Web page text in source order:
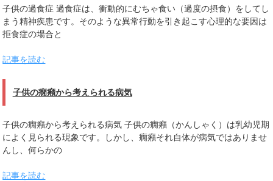
子供の過食症 過食症は、衝動的にむちゃ食い（過度の摂食）をしてし
まう精神疾患です。そのような異常行動を引き起こす心理的な要因は
拒食症の場合と
記事を読む
子供の癇癪から考えられる病気
子供の癇癪から考えられる病気 子供の癇癪（かんしゃく）は乳幼児期
によく見られる現象です。しかし、癇癪それ自体が病気ではありませ
んし、何らかの
記事を読む